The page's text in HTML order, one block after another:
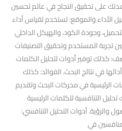
على تحقيق النجاح في عالم تحسين
الأداء والموقع: تستخدم لقياس أداء
وجودة الكود، والهيكل الداخلي
تجربة المستخدم وتحقيق التصنيفات
كذلك توفير أدوات لتحليل الكلمات
في نتائج البحث. الفوائد: كذلك
الرئيسية في محركات البحث وتقديم
التنافسية للكلمات الرئيسية
والرؤية. أدوات التحليل التنافسي:
في